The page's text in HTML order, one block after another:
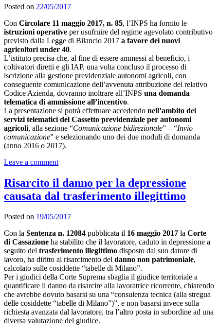
Posted on 22/05/2017
Con Circolare 11 maggio 2017, n. 85, l’INPS ha fornito le
istruzioni operative per usufruire del regime agevolato contributivo
previsto dalla Legge di Bilancio 2017 a favore dei nuovi
agricoltori under 40.
L’istituto precisa che, al fine di essere ammessi al beneficio, i
coltivatori diretti e gli IAP, una volta concluso il processo di
iscrizione alla gestione previdenziale autonomi agricoli, con
conseguente comunicazione dell’avvenuta attribuzione del relativo
Codice Azienda, dovranno inoltrare all’INPS una domanda
telematica di ammissione all’incentivo.
La presentazione si potrà effettuare accedendo nell’ambito dei
servizi telematici del Cassetto previdenziale per autonomi
agricoli, alla sezione “Comunicazione bidirezionale” – “Invio
comunicazione” e selezionando uno dei due moduli di domanda
(anno 2016 o 2017).
Leave a comment
Risarcito il danno per la depressione
causata dal trasferimento illegittimo
Posted on 19/05/2017
Con la Sentenza n. 12084 pubblicata il 16 maggio 2017 la Corte
di Cassazione ha stabilito che il lavoratore, caduto in depressione a
seguito del trasferimento illegittimo disposto dal suo datore di
lavoro, ha diritto al risarcimento del danno non patrimoniale,
calcolato sulle cosiddette “tabelle di Milano”.
Per i giudici della Corte Suprema sbaglia il giudice territoriale a
quantificare il danno da risarcire alla lavoratrice ricorrente, chiarendo
che avrebbe dovuto basarsi su una “consulenza tecnica (alla stregua
delle cosiddette “tabelle di Milano”)”, e non basarsi invece sulla
richiesta avanzata dal lavoratore, tra l’altro posta in subordine ad una
diversa valutazione del giudice.